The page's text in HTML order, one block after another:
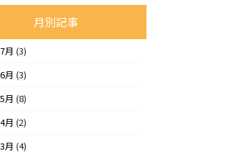
月別記事
月 (3)
月 (3)
月 (8)
月 (2)
月 (4)